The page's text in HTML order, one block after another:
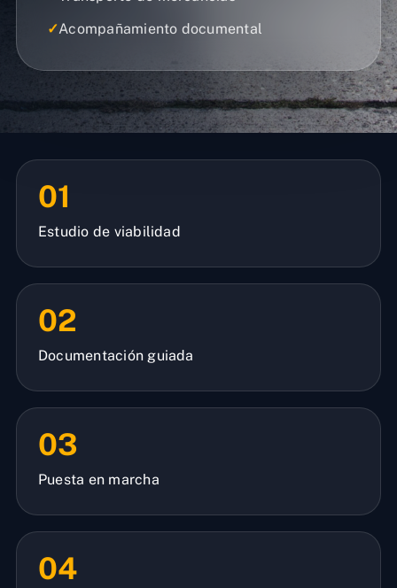
✓Acompañamiento documental
01
Estudio de viabilidad
02
Documentación guiada
03
Puesta en marcha
04